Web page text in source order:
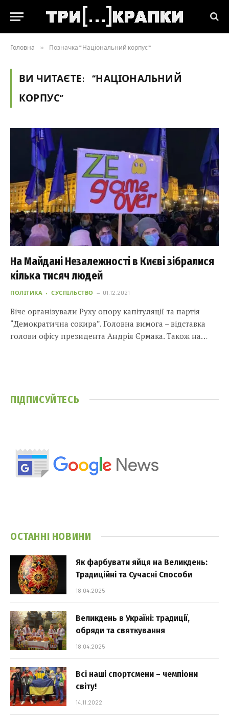
Головна » Позначка "“Національний корпус”"
ВИ ЧИТАЄТЕ:
“НАЦІОНАЛЬНИЙ
КОРПУС”
На Майдані Незалежності в Києві зібралися
кілька тисяч людей
ПОЛІТИКА СУСПІЛЬСТВО 01.12.2021
Віче організували Руху опору капітуляції та партія
“Демократична сокира”. Головна вимога – відставка
голови офісу президента Андрія Єрмака. Також на…
ПІДПИСУЙТЕСЬ
ОСТАННІ НОВИНИ
Як фарбувати яйця на Великдень:
Традиційні та Сучасні Способи
18.04.2025
Великдень в Україні: традиції,
обряди та святкування
18.04.2025
Всі наші спортсмени – чемпіони
світу!
14.11.2022